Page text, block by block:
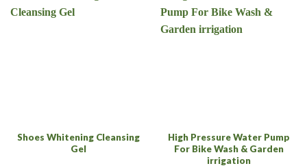
Shoes Whitening Cleansing
Gel
High Pressure Water Pump
For Bike Wash & Garden
irrigation